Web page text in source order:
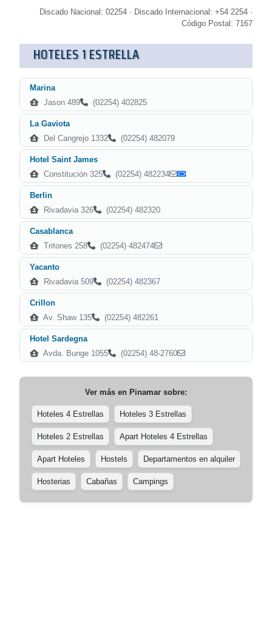
Discado Nacional: 02254 · Discado Internacional: +54 2254 ·
Código Postal: 7167
HOTELES 1 ESTRELLA
Marina
Jason 489
(02254) 402825
La Gaviota
Del Cangrejo 1332
(02254) 482079
Hotel Saint James
Constitución 325
(02254) 482234
Berlin
Rivadavia 326
(02254) 482320
Casablanca
Tritones 258
(02254) 482474
Yacanto
Rivadavia 509
(02254) 482367
Crillon
Av. Shaw 135
(02254) 482261
Hotel Sardegna
Avda. Bunge 1055
(02254) 48-2760
Ver más en Pinamar sobre:
Hoteles 4 Estrellas Hoteles 3 Estrellas
Hoteles 2 Estrellas Apart Hoteles 4 Estrellas
Apart Hoteles Hostels Departamentos en alquiler
Hosterias Cabañas Campings